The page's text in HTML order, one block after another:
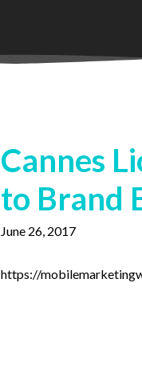
Cannes
to Brand
June 26, 2017
https://